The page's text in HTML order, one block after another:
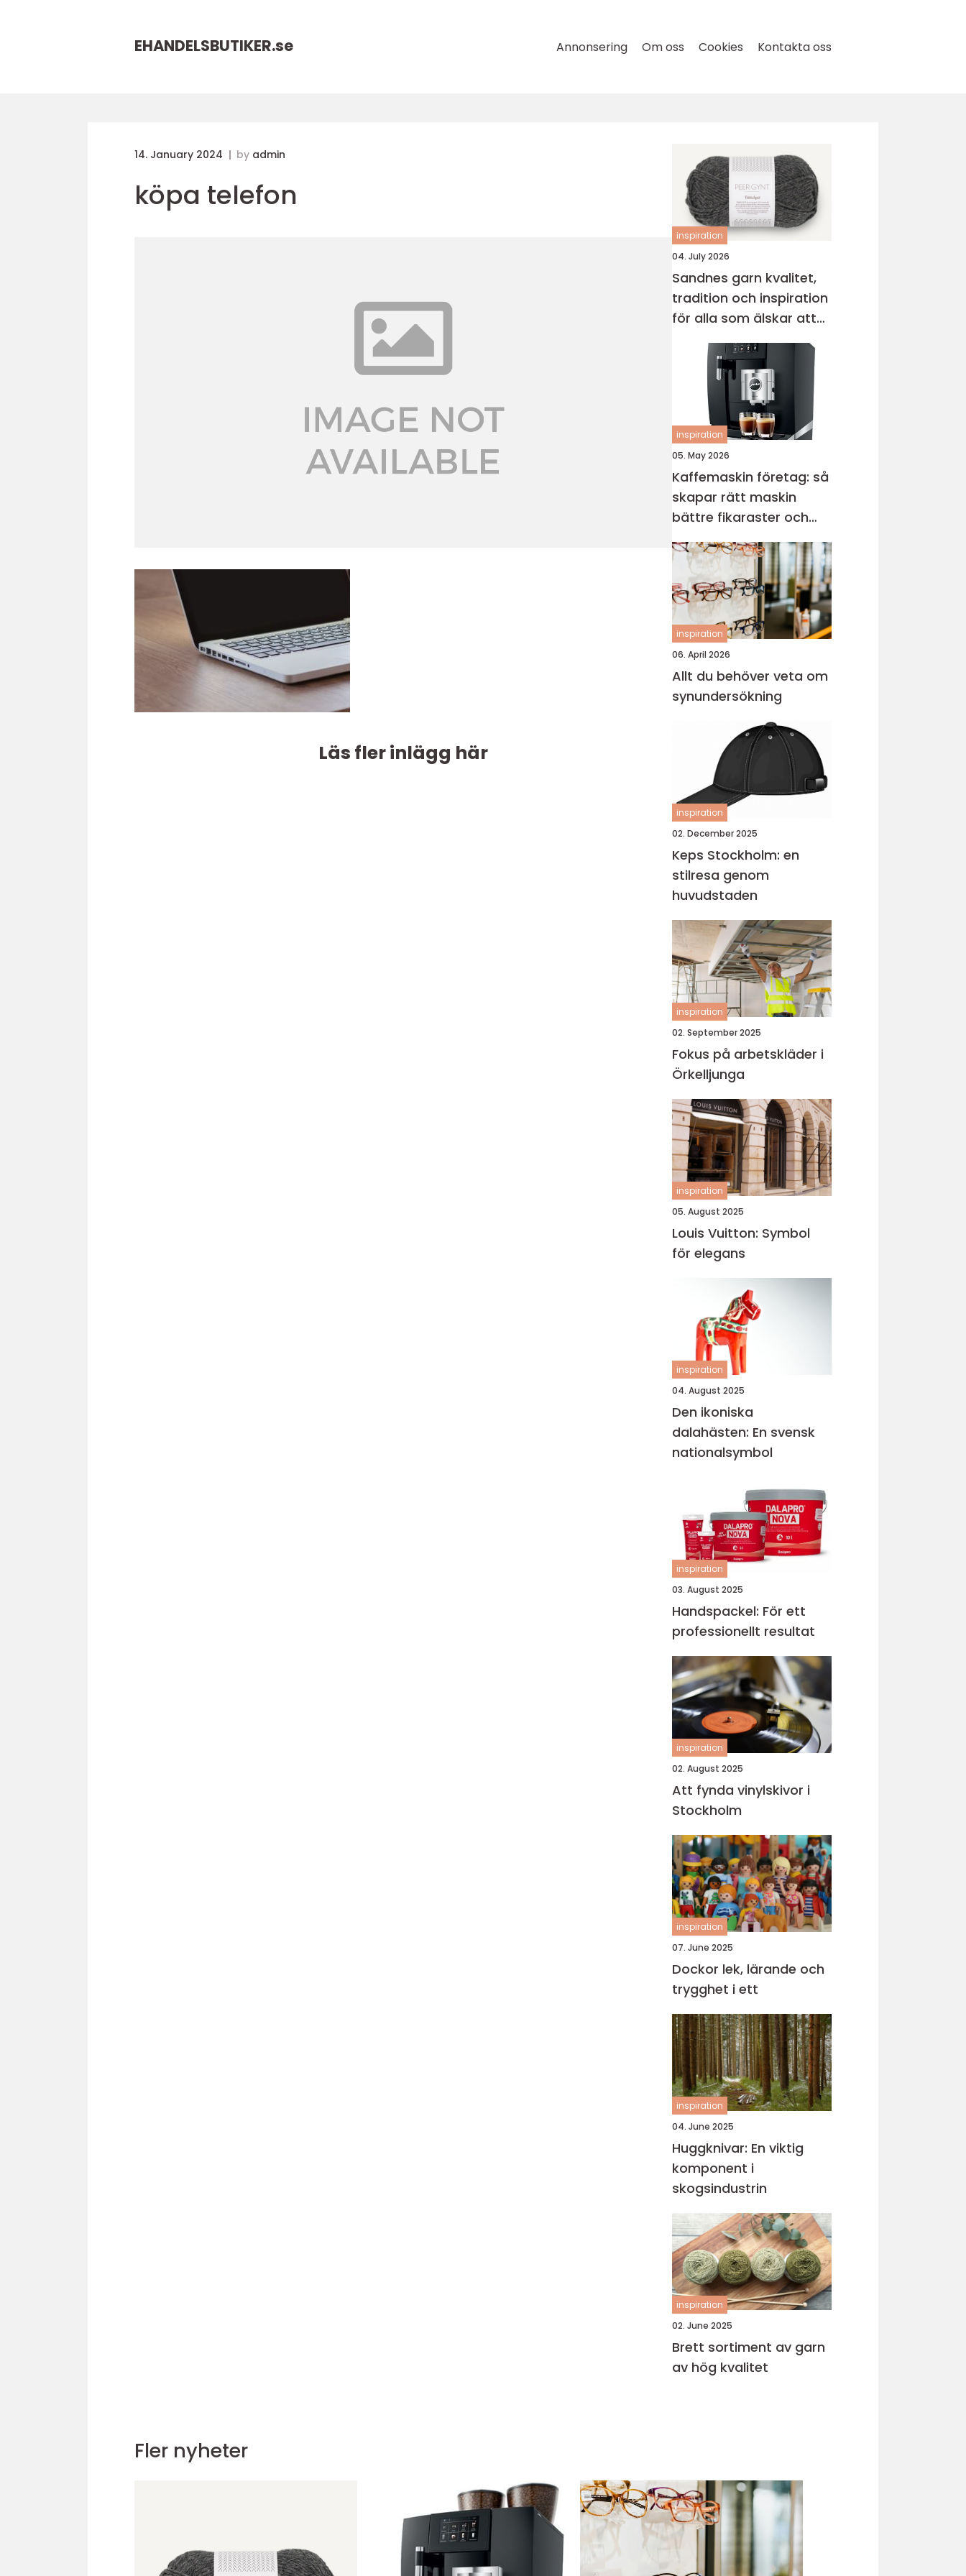
EHANDELSBUTIKER.se Annonsering Om oss Cookies Kontakta oss
14. January 2024 by admin
köpa telefon
Läs fler inlägg här
inspiration
04. July 2026
Sandnes garn kvalitet,
tradition och inspiration
för alla som älskar att
sticka
inspiration
05. May 2026
Kaffemaskin företag: så
skapar rätt maskin
bättre fikaraster och
nöjdare medarbetare
inspiration
06. April 2026
Allt du behöver veta om
synundersökning
inspiration
02. December 2025
Keps Stockholm: en
stilresa genom
huvudstaden
inspiration
02. September 2025
Fokus på arbetskläder i
Örkelljunga
inspiration
05. August 2025
Louis Vuitton: Symbol
för elegans
inspiration
04. August 2025
Den ikoniska
dalahästen: En svensk
nationalsymbol
inspiration
03. August 2025
Handspackel: För ett
professionellt resultat
inspiration
02. August 2025
Att fynda vinylskivor i
Stockholm
inspiration
07. June 2025
Dockor lek, lärande och
trygghet i ett
inspiration
04. June 2025
Huggknivar: En viktig
komponent i
skogsindustrin
inspiration
02. June 2025
Brett sortiment av garn
av hög kvalitet
Fler nyheter